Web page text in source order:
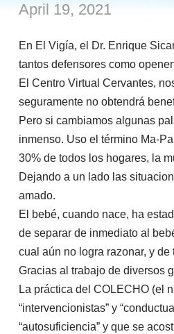
April 19, 2021
En El Vigía, el Dr. Enrique
tantos defensores como
El Centro Virtual Cervantes,
seguramente no obtendrá
Pero si cambiamos algunas
inmenso. Uso el término Ma-
30% de todos los hogares, la
Dejando a un lado las
amado.
El bebé, cuando nace, ha
de separar de inmediato al
cual aún no logra razonar, y
Gracias al trabajo de diversos
La práctica del COLECHO (el
“intervencionistas” y
“autosuficiencia” y que se